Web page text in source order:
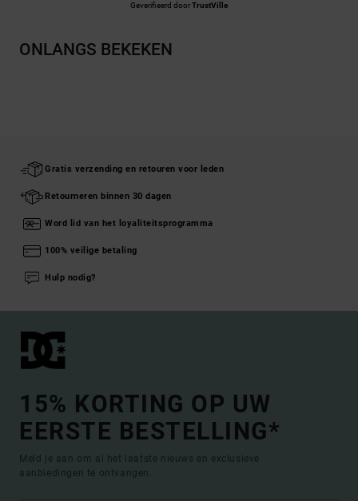
Geverifieerd doorTrustVille
ONLANGS BEKEKEN
Gratis verzending en retouren voor leden
Retourneren binnen 30 dagen
Word lid van het loyaliteitsprogramma
100% veilige betaling
Hulp nodig?
15% KORTING OP UW
EERSTE BESTELLING*
Meld je aan om al het laatste nieuws en exclusieve
aanbiedingen te ontvangen.